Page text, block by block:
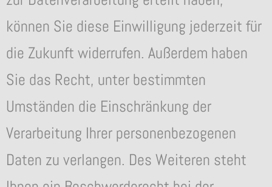
können Sie diese Einwilligung jederzeit für
die Zukunft widerrufen. Außerdem haben
Sie das Recht, unter bestimmten
Umständen die Einschränkung der
Verarbeitung Ihrer personenbezogenen
Daten zu verlangen. Des Weiteren steht